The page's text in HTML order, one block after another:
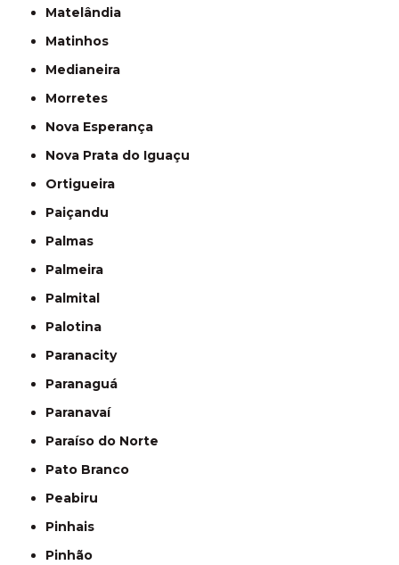
Matelândia
Matinhos
Medianeira
Morretes
Nova Esperança
Nova Prata do Iguaçu
Ortigueira
Paiçandu
Palmas
Palmeira
Palmital
Palotina
Paranacity
Paranaguá
Paranavaí
Paraíso do Norte
Pato Branco
Peabiru
Pinhais
Pinhão